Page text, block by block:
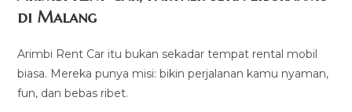
di Malang
Arimbi Rent Car itu bukan sekadar tempat rental mobil
biasa. Mereka punya misi: bikin perjalanan kamu nyaman,
fun, dan bebas ribet.